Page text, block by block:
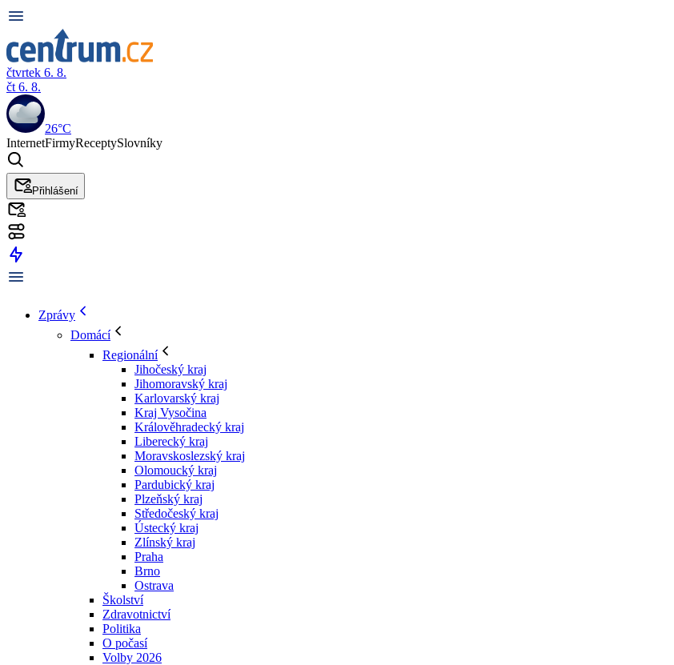
čtvrtek 6. 8.
čt 6. 8.
26°C
InternetFirmyReceptySlovníky
Přihlášení
Zprávy
Domácí
Regionální
Jihočeský kraj
Jihomoravský kraj
Karlovarský kraj
Kraj Vysočina
Králověhradecký kraj
Liberecký kraj
Moravskoslezský kraj
Olomoucký kraj
Pardubický kraj
Plzeňský kraj
Středočeský kraj
Ústecký kraj
Zlínský kraj
Praha
Brno
Ostrava
Školství
Zdravotnictví
Politika
O počasí
Volby 2026